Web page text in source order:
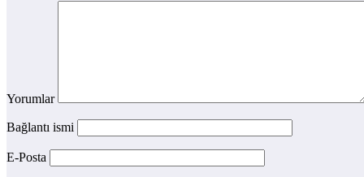
Yorumlar
Bağlantı ismi
E-Posta